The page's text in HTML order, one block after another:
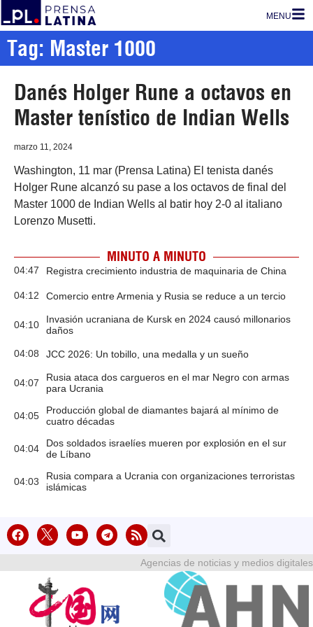
MENU
Tag: Master 1000
Danés Holger Rune a octavos en
Master tenístico de Indian Wells
marzo 11, 2024
Washington, 11 mar (Prensa Latina) El tenista danés
Holger Rune alcanzó su pase a los octavos de final del
Master 1000 de Indian Wells al batir hoy 2-0 al italiano
Lorenzo Musetti.
MINUTO A MINUTO
04:47 Registra crecimiento industria de maquinaria de China
04:12 Comercio entre Armenia y Rusia se reduce a un tercio
04:10
Invasión ucraniana de Kursk en 2024 causó millonarios
daños
04:08 JCC 2026: Un tobillo, una medalla y un sueño
04:07
Rusia ataca dos cargueros en el mar Negro con armas
para Ucrania
04:05
Producción global de diamantes bajará al mínimo de
cuatro décadas
04:04
Dos soldados israelíes mueren por explosión en el sur
de Líbano
04:03
Rusia compara a Ucrania con organizaciones terroristas
islámicas
Agencias de noticias y medios digitales